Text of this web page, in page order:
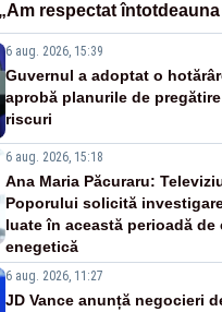
respectat întotdeauna
6 aug. 2026, 15:39
Guvernul a adoptat o
aprobă planurile de
riscuri
6 aug. 2026, 15:18
Ana Maria Păcuraru:
Poporului solicită
luate în această perioadă de
enegetică
6 aug. 2026, 11:27
JD Vance anunță negocieri